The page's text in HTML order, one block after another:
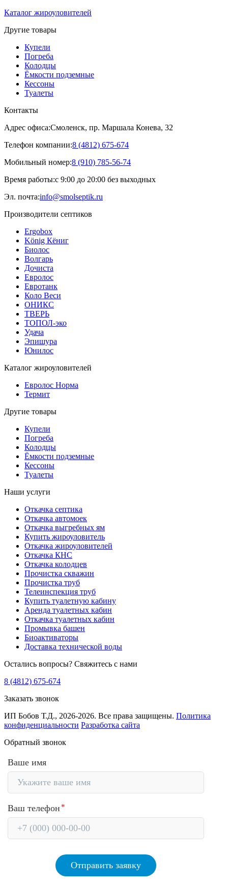
Каталог жироуловителей
Другие товары
Купели
Погреба
Колодцы
Ёмкости подземные
Кессоны
Туалеты
Контакты
Адрес офиса:Смоленск, пр. Маршала Конева, 32
Телефон компании:8 (4812) 675-674
Мобильный номер:8 (910) 785-56-74
Время работы:с 9:00 до 20:00 без выходных
Эл. почта:info@smolseptik.ru
Производители септиков
Ergobox
König Кёниг
Биолос
Волгарь
Дочиста
Евролос
Евротанк
Коло Веси
ОНИКС
ТВЕРЬ
ТОПОЛ-эко
Удача
Эпишура
Юнилос
Каталог жироуловителей
Евролос Норма
Термит
Другие товары
Купели
Погреба
Колодцы
Ёмкости подземные
Кессоны
Туалеты
Наши услуги
Откачка септика
Откачка автомоек
Откачка выгребных ям
Купить жироуловитель
Откачка жироуловителей
Откачка КНС
Откачка колодцев
Прочистка скважин
Прочистка труб
Телеинспекция труб
Купить туалетную кабину
Аренда туалетных кабин
Откачка туалетных кабин
Промывка башен
Биоактиваторы
Доставка технической воды
Остались вопросы? Свяжитесь с нами
8 (4812) 675-674
Заказать звонок
ИП Бобов Т.Д., 2026-2026. Все права защищены. Политика
конфиденциальности Разработка сайта
Обратный звонок